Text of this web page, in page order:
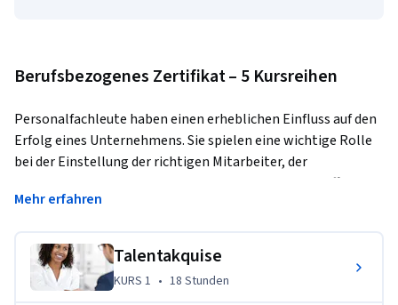
Berufsbezogenes Zertifikat – 5 Kursreihen
Personalfachleute haben einen erheblichen Einfluss auf den
Erfolg eines Unternehmens. Sie spielen eine wichtige Rolle
bei der Einstellung der richtigen Mitarbeiter, der
Entwicklung von Mitarbeiterrichtlinien und der Schaffung
einer positiven Arbeitskultur. Wenn Sie eine Karriere im
eines Unternehmens beitragen.
Dieses Programm wurde speziell für die Vorbereitung
Mehr erfahren
Talentakquise
KURS 1 18 Stunden
KURS 1 • 18 Stunden